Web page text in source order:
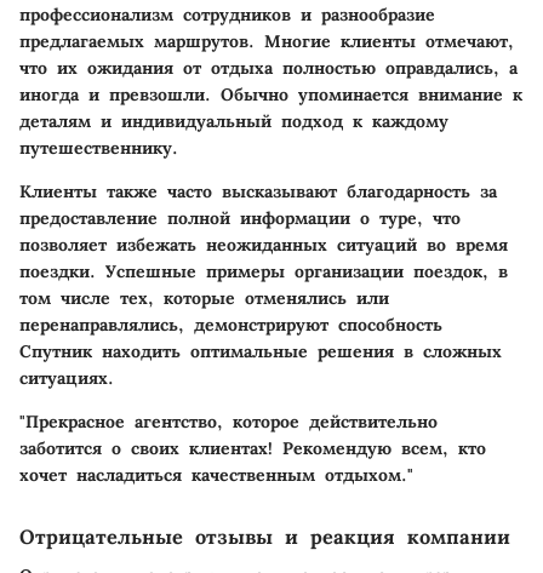
профессионализм сотрудников и разнообразие
предлагаемых маршрутов. Многие клиенты отмечают,
что их ожидания от отдыха полностью оправдались, а
иногда и превзошли. Обычно упоминается внимание к
деталям и индивидуальный подход к каждому
путешественнику.
Клиенты также часто высказывают благодарность за
предоставление полной информации о туре, что
позволяет избежать неожиданных ситуаций во время
поездки. Успешные примеры организации поездок, в
том числе тех, которые отменялись или
перенаправлялись, демонстрируют способность
Спутник находить оптимальные решения в сложных
ситуациях.
"Прекрасное агентство, которое действительно
заботится о своих клиентах! Рекомендую всем, кто
хочет насладиться качественным отдыхом."
Отрицательные отзывы и реакция компании